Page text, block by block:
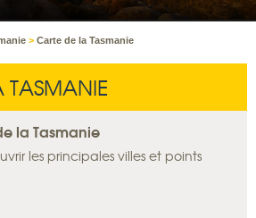
> Carte de la Tasmanie
TASMANIE
la Tasmanie
les principales villes et points